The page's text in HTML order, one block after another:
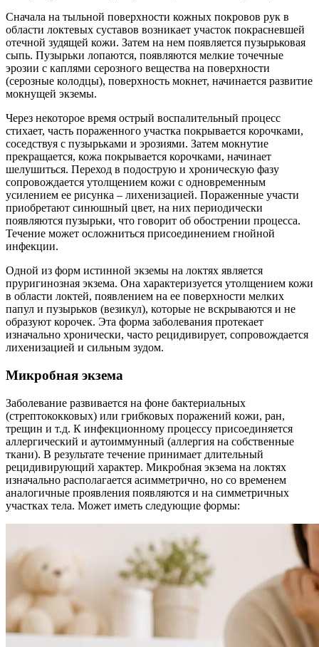
Сначала на тыльной поверхности кожных покровов рук в
области локтевых суставов возникает участок покрасневшей
отечной зудящей кожи. Затем на нем появляется пузырьковая
сыпь. Пузырьки лопаются, появляются мелкие точечные
эрозии с каплями серозного вещества на поверхности
(серозные колодцы), поверхность мокнет, начинается развитие
мокнущей экземы.
Через некоторое время острый воспалительный процесс
стихает, часть пораженного участка покрывается корочками,
соседствуя с пузырьками и эрозиями. Затем мокнутие
прекращается, кожа покрывается корочками, начинает
шелушиться. Переход в подострую и хроническую фазу
сопровождается утолщением кожи с одновременным
усилением ее рисунка – лихенизацией. Пораженные участи
приобретают синюшный цвет, на них периодически
появляются пузырьки, что говорит об обострении процесса.
Течение может осложниться присоединением гнойной
инфекции.
Одной из форм истинной экземы на локтях является
пруригинозная экзема. Она характеризуется утолщением кожи
в области локтей, появлением на ее поверхности мелких
папул и пузырьков (везикул), которые не вскрываются и не
образуют корочек. Эта форма заболевания протекает
изначально хронически, часто рецидивирует, сопровождается
лихенизацией и сильным зудом.
Микробная экзема
Заболевание развивается на фоне бактериальных
(стрептококковых) или грибковых поражений кожи, ран,
трещин и т.д. К инфекционному процессу присоединяется
аллергический и аутоиммунный (аллергия на собственные
ткани). В результате течение принимает длительный
рецидивирующий характер. Микробная экзема на локтях
изначально располагается асимметрично, но со временем
аналогичные проявления появляются и на симметричных
участках тела. Может иметь следующие формы: